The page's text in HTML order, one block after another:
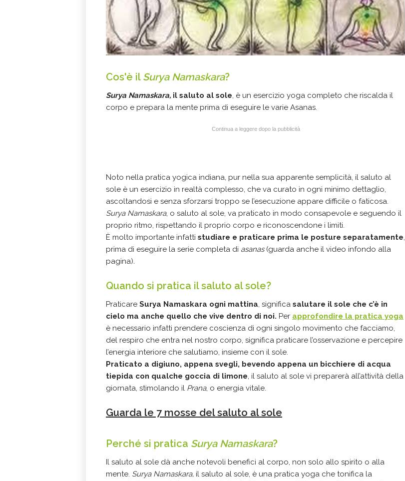
Cos'è il Surya Namaskara?
Surya Namaskara, il saluto al sole, è un esercizio yoga completo che riscalda il
corpo e prepara la mente prima di eseguire le varie Asanas.
Continua a leggere dopo la pubblicità
Noto nella pratica yogica indiana, pur nella sua apparente semplicità, il saluto al
sole è un esercizio in realtà complesso, che va curato in ogni minimo dettaglio,
ascoltandosi e senza sforzarsi troppo se l’esecuzione appare difficile o faticosa.
Surya Namaskara, o saluto al sole, va praticato in modo consapevole e seguendo il
proprio ritmo, rispettando il proprio corpo e riconoscendone i limiti.
È molto importante infatti studiare e praticare prima le posture separatamente,
prima di eseguire la serie completa di asanas(guarda anche il video infondo alla
pagina).
Quando si pratica il saluto al sole?
Praticare Surya Namaskara ogni mattina, significa salutare il sole che c’è in
cielo ma anche quello che vive dentro di noi. Per approfondire la pratica yoga
è necessario infatti prendere coscienza di ogni singolo movimento che facciamo,
del respiro che entra nel nostro corpo, significa praticare l’osservazione e percepire
l’energia interiore che salutiamo, insieme con il sole.
Praticato a digiuno, appena svegli, bevendo appena un bicchiere di acqua
tiepida con qualche goccia di limone, il saluto al sole vi preparerà all’attività della
giornata, stimolando il Prana, o energia vitale.
Guarda le 7 mosse del saluto al sole
Perché si pratica Surya Namaskara?
Il saluto al sole dà anche notevoli benefici al corpo, non solo allo spirito o alla
mente. Surya Namaskara, il saluto al sole, è una pratica yoga che tonifica la